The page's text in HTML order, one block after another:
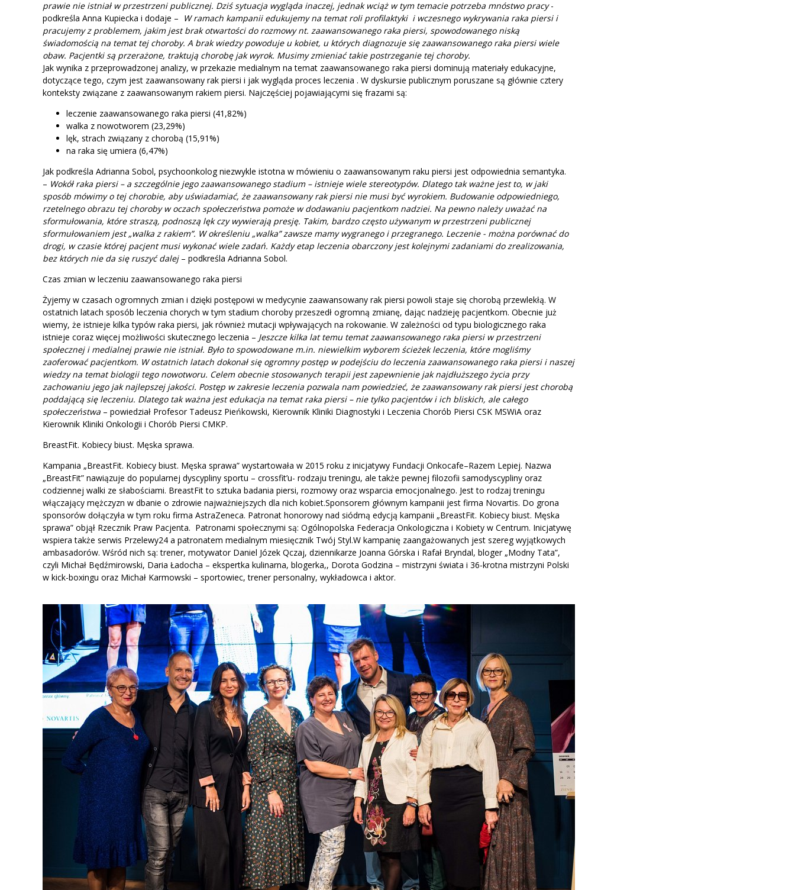
prawie nie istniał w przestrzeni publicznej. Dziś sytuacja wygląda inaczej, jednak wciąż w tym temacie potrzeba mnóstwo pracy-
podkreśla Anna Kupiecka i dodaje – W ramach kampanii edukujemy na temat roli profilaktyki i wczesnego wykrywania raka piersi i
pracujemy z problemem, jakim jest brak otwartości do rozmowy nt. zaawansowanego raka piersi, spowodowanego niską
świadomością na temat tej choroby. A brak wiedzy powoduje u kobiet, u których diagnozuje się zaawansowanego raka piersi wiele
obaw. Pacjentki są przerażone, traktują chorobę jak wyrok. Musimy zmieniać takie postrzeganie tej choroby.
Jak wynika z przeprowadzonej analizy, w przekazie medialnym na temat zaawansowanego raka piersi dominują materiały edukacyjne,
dotyczące tego, czym jest zaawansowany rak piersi i jak wygląda proces leczenia . W dyskursie publicznym poruszane są głównie cztery
konteksty związane z zaawansowanym rakiem piersi. Najczęściej pojawiającymi się frazami są:
leczenie zaawansowanego raka piersi (41,82%)
walka z nowotworem (23,29%)
lęk, strach związany z chorobą (15,91%)
na raka się umiera (6,47%)
Jak podkreśla Adrianna Sobol, psychoonkolog niezwykle istotna w mówieniu o zaawansowanym raku piersi jest odpowiednia semantyka.
– Wokół raka piersi – a szczególnie jego zaawansowanego stadium – istnieje wiele stereotypów. Dlatego tak ważne jest to, w jaki
sposób mówimy o tej chorobie, aby uświadamiać, że zaawansowany rak piersi nie musi być wyrokiem. Budowanie odpowiedniego,
rzetelnego obrazu tej choroby w oczach społeczeństwa pomoże w dodawaniu pacjentkom nadziei. Na pewno należy uważać na
sformułowania, które straszą, podnoszą lęk czy wywierają presję. Takim, bardzo często używanym w przestrzeni publicznej
sformułowaniem jest „walka z rakiem”. W określeniu „walka” zawsze mamy wygranego i przegranego. Leczenie - można porównać do
drogi, w czasie której pacjent musi wykonać wiele zadań. Każdy etap leczenia obarczony jest kolejnymi zadaniami do zrealizowania,
bez których nie da się ruszyć dalej– podkreśla Adrianna Sobol.
Czas zmian w leczeniu zaawansowanego raka piersi
Żyjemy w czasach ogromnych zmian i dzięki postępowi w medycynie zaawansowany rak piersi powoli staje się chorobą przewlekłą. W
ostatnich latach sposób leczenia chorych w tym stadium choroby przeszedł ogromną zmianę, dając nadzieję pacjentkom. Obecnie już
wiemy, że istnieje kilka typów raka piersi, jak również mutacji wpływających na rokowanie. W zależności od typu biologicznego raka
istnieje coraz więcej możliwości skutecznego leczenia – Jeszcze kilka lat temu temat zaawansowanego raka piersi w przestrzeni
społecznej i medialnej prawie nie istniał. Było to spowodowane m.in. niewielkim wyborem ścieżek leczenia, które mogliśmy
zaoferować pacjentkom. W ostatnich latach dokonał się ogromny postęp w podejściu do leczenia zaawansowanego raka piersi i naszej
wiedzy na temat biologii tego nowotworu. Celem obecnie stosowanych terapii jest zapewnienie jak najdłuższego życia przy
zachowaniu jego jak najlepszej jakości. Postęp w zakresie leczenia pozwala nam powiedzieć, że zaawansowany rak piersi jest chorobą
poddającą się leczeniu. Dlatego tak ważna jest edukacja na temat raka piersi – nie tylko pacjentów i ich bliskich, ale całego
społeczeństwa – powiedział Profesor Tadeusz Pieńkowski, Kierownik Kliniki Diagnostyki i Leczenia Chorób Piersi CSK MSWiA oraz
Kierownik Kliniki Onkologii i Chorób Piersi CMKP.
BreastFit. Kobiecy biust. Męska sprawa.
Kampania „BreastFit. Kobiecy biust. Męska sprawa” wystartowała w 2015 roku z inicjatywy Fundacji Onkocafe–Razem Lepiej. Nazwa
„BreastFit” nawiązuje do popularnej dyscypliny sportu – crossfit’u- rodzaju treningu, ale także pewnej filozofii samodyscypliny oraz
codziennej walki ze słabościami. BreastFit to sztuka badania piersi, rozmowy oraz wsparcia emocjonalnego. Jest to rodzaj treningu
włączający mężczyzn w dbanie o zdrowie najważniejszych dla nich kobiet.Sponsorem głównym kampanii jest firma Novartis. Do grona
sponsorów dołączyła w tym roku firma AstraZeneca. Patronat honorowy nad siódmą edycją kampanii „BreastFit. Kobiecy biust. Męska
sprawa” objął Rzecznik Praw Pacjenta. Patronami społecznymi są: Ogólnopolska Federacja Onkologiczna i Kobiety w Centrum. Inicjatywę
wspiera także serwis Przelewy24 a patronatem medialnym miesięcznik Twój Styl.W kampanię zaangażowanych jest szereg wyjątkowych
ambasadorów. Wśród nich są: trener, motywator Daniel Józek Qczaj, dziennikarze Joanna Górska i Rafał Bryndal, bloger „Modny Tata”,
czyli Michał Będźmirowski, Daria Ładocha – ekspertka kulinarna, blogerka,, Dorota Godzina – mistrzyni świata i 36-krotna mistrzyni Polski
w kick-boxingu oraz Michał Karmowski – sportowiec, trener personalny, wykładowca i aktor.